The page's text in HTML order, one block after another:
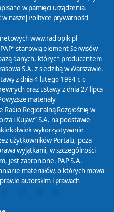
w pamięci urządzenia.
w naszej Polityce prywatności
www.radiopik.pl
stanowią element Serwisów
danych, których producentem
S.A. z siedzibą w Warszawie.
z dnia 4 lutego 1994 r. o
oraz ustawy z dnia 27 lipca
materiały
Regionalną Rozgłośnię w
i Kujaw” S.A. na podstawie
wykorzystywanie
użytkowników Portalu, poza
wyjątkami, w szczególności
jest zabronione. PAP S.A.
materiałów, o których mowa
autorskim i prawach